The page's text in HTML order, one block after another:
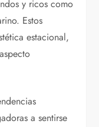
y ricos como
Estos
estacional,
a sentirse